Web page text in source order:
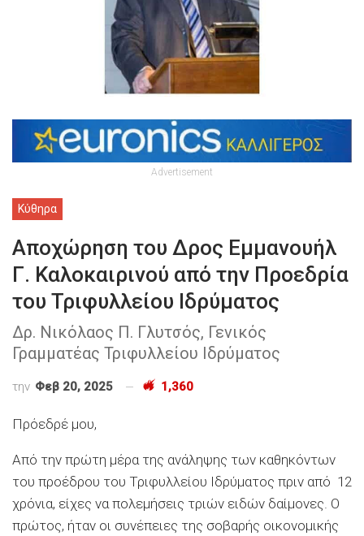
Advertisement
Κύθηρα
Αποχώρηση του Δρος Εμμανουήλ
Γ. Καλοκαιρινού από την Προεδρία
του Τριφυλλείου Ιδρύματος
Δρ. Νικόλαος Π. Γλυτσός, Γενικός
Γραμματέας Τριφυλλείου Ιδρύματος
την Φεβ 20, 2025 1,360
Πρόεδρέ μου,
Από την πρώτη μέρα της ανάληψης των καθηκόντων
του προέδρου του Τριφυλλείου Ιδρύματος πριν από 12
χρόνια, είχες να πολεμήσεις τριών ειδών δαίμονες. Ο
πρώτος, ήταν οι συνέπειες της σοβαρής οικονομικής